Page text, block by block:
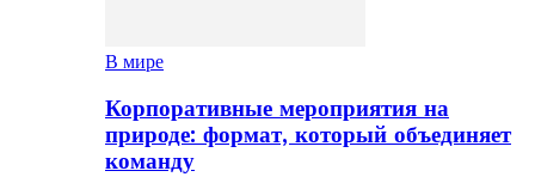
В мире
Корпоративные мероприятия на
природе: формат, который объединяет
команду